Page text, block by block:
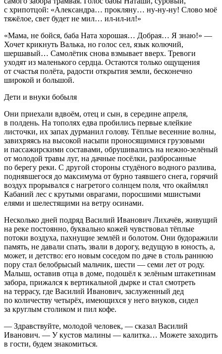
с хрипотцой: «Александра… прокляну… ну-ну-ну! Слово моё
тяжёлое, свет будет не мил… ил-ил-ил!»
«Мама, не бойся, баба Ната хорошая… Добрая… Я знаю!» —
Хочет крикнуть Валька, но голос сел, язык колючий,
шершавый… Самолётик снова взмывает вверх. Тревоги
уходят из маленького сердца. Остаются только ощущения
от счастья полёта, радости открытия земли, бесконечно
широкой и большой.
Дети и внуки бобыля
Они приехали вдвоём, отец и сын, в середине апреля,
в полдень. На тополях едва пробились первые клейкие
листочки, их запах дурманил голову. Тёплые весенние волны,
завихряясь на высокой насыпи проносящимися грузовыми
и пассажирскими составами, обрушивались на нежно-зелёный
от молодой травы луг, на дачные посёлки, разбросанные
по берегу реки. С другой стороны студёного водного разлива,
поднявшегося до максимума от бурно таявшего снега, горячий
воздух прорывался с нагретого солнцем поля, что окаймлял
Кабаний лес с крутыми оврагами, поросшими мшистыми
елями и шелестящими на ветру осинами.
Несколько дней подряд Василий Иванович Лихачёв, живущий
на реке постоянно, буквально кожей чувствовал тёплые
потоки воздуха, пахнущие землёй и болотом. Они будоражили
память, не давали спать, звали в дорогу, ведущую в юность, а,
может, и детство: его новым соседом по даче в столь раннюю
пору стал белобрысый мальчик, шести — семи лет от роду.
Малыш, оставив отца в доме, подошёл к зелёным штакетинам
забора, прижался к вертикальной дырке и стал смотреть
на террасу, где Василий Иванович, заслуженный дед
по количеству четырёх, имеющихся у него внуков, сидел
за круглым столиком и пил кофе.
— Здравствуйте, молодой человек, — сказал Василий
Иванович. — У кустов малины — калитка… Можете заходить
в гости, будем знакомиться.